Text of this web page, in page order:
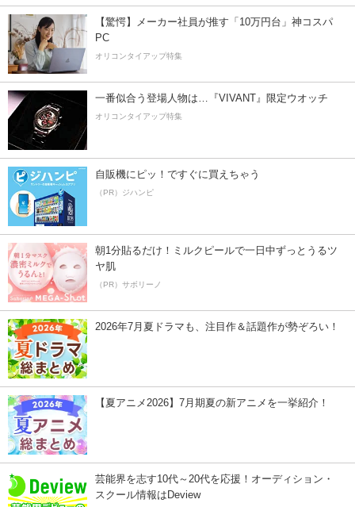
【驚愕】メーカー社員が推す「10万円台」神コスパ
PC
オリコンタイアップ特集
一番似合う登場人物は…『VIVANT』限定ウオッチ
オリコンタイアップ特集
自販機にピッ！ですぐに買えちゃう
（PR）ジハンピ
朝1分貼るだけ！ミルクピールで一日中ずっとうるツ
ヤ肌
（PR）サボリーノ
2026年7月夏ドラマも、注目作＆話題作が勢ぞろい！
【夏アニメ2026】7月期夏の新アニメを一挙紹介！
芸能界を志す10代～20代を応援！オーディション・
スクール情報はDeview